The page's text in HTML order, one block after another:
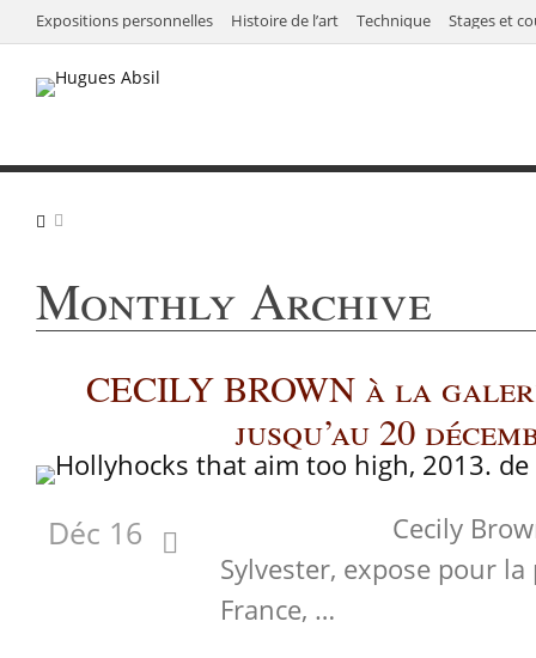
Expositions personnelles Histoire de l’art Technique Stages et
Monthly Archive
CECILY BROWN à la
jusqu’au 20
Déc 16
Cecily Brown,
Sylvester, expose pour
France, …